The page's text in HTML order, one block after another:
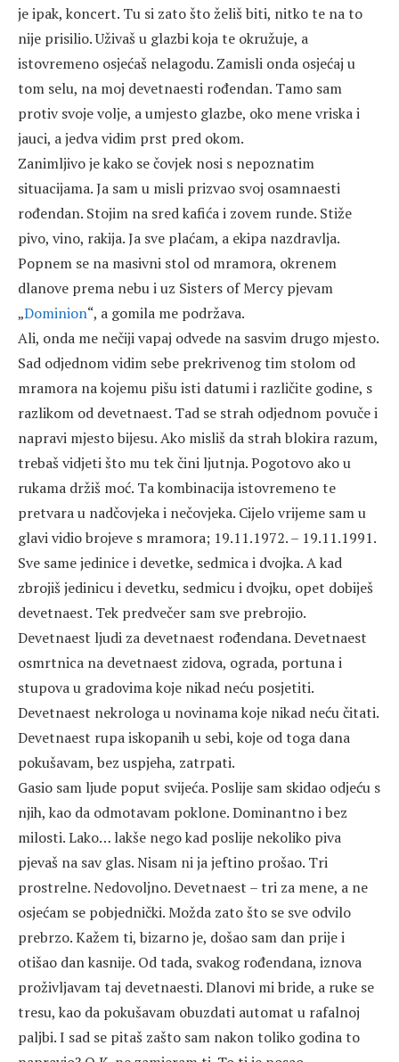
je ipak, koncert. Tu si zato što želiš biti, nitko te na to
nije prisilio. Uživaš u glazbi koja te okružuje, a
istovremeno osjećaš nelagodu. Zamisli onda osjećaj u
tom selu, na moj devetnaesti rođendan. Tamo sam
protiv svoje volje, a umjesto glazbe, oko mene vriska i
jauci, a jedva vidim prst pred okom.
Zanimljivo je kako se čovjek nosi s nepoznatim
situacijama. Ja sam u misli prizvao svoj osamnaesti
rođendan. Stojim na sred kafića i zovem runde. Stiže
pivo, vino, rakija. Ja sve plaćam, a ekipa nazdravlja.
Popnem se na masivni stol od mramora, okrenem
dlanove prema nebu i uz Sisters of Mercy pjevam
„Dominion“, a gomila me podržava.
Ali, onda me nečiji vapaj odvede na sasvim drugo mjesto.
Sad odjednom vidim sebe prekrivenog tim stolom od
mramora na kojemu pišu isti datumi i različite godine, s
razlikom od devetnaest. Tad se strah odjednom povuče i
napravi mjesto bijesu. Ako misliš da strah blokira razum,
trebaš vidjeti što mu tek čini ljutnja. Pogotovo ako u
rukama držiš moć. Ta kombinacija istovremeno te
pretvara u nadčovjeka i nečovjeka. Cijelo vrijeme sam u
glavi vidio brojeve s mramora; 19.11.1972. – 19.11.1991.
Sve same jedinice i devetke, sedmica i dvojka. A kad
zbrojiš jedinicu i devetku, sedmicu i dvojku, opet dobiješ
devetnaest. Tek predvečer sam sve prebrojio.
Devetnaest ljudi za devetnaest rođendana. Devetnaest
osmrtnica na devetnaest zidova, ograda, portuna i
stupova u gradovima koje nikad neću posjetiti.
Devetnaest nekrologa u novinama koje nikad neću čitati.
Devetnaest rupa iskopanih u sebi, koje od toga dana
pokušavam, bez uspjeha, zatrpati.
Gasio sam ljude poput svijeća. Poslije sam skidao odjeću s
njih, kao da odmotavam poklone. Dominantno i bez
milosti. Lako… lakše nego kad poslije nekoliko piva
pjevaš na sav glas. Nisam ni ja jeftino prošao. Tri
prostrelne. Nedovoljno. Devetnaest – tri za mene, a ne
osjećam se pobjednički. Možda zato što se sve odvilo
prebrzo. Kažem ti, bizarno je, došao sam dan prije i
otišao dan kasnije. Od tada, svakog rođendana, iznova
proživljavam taj devetnaesti. Dlanovi mi bride, a ruke se
tresu, kao da pokušavam obuzdati automat u rafalnoj
paljbi. I sad se pitaš zašto sam nakon toliko godina to